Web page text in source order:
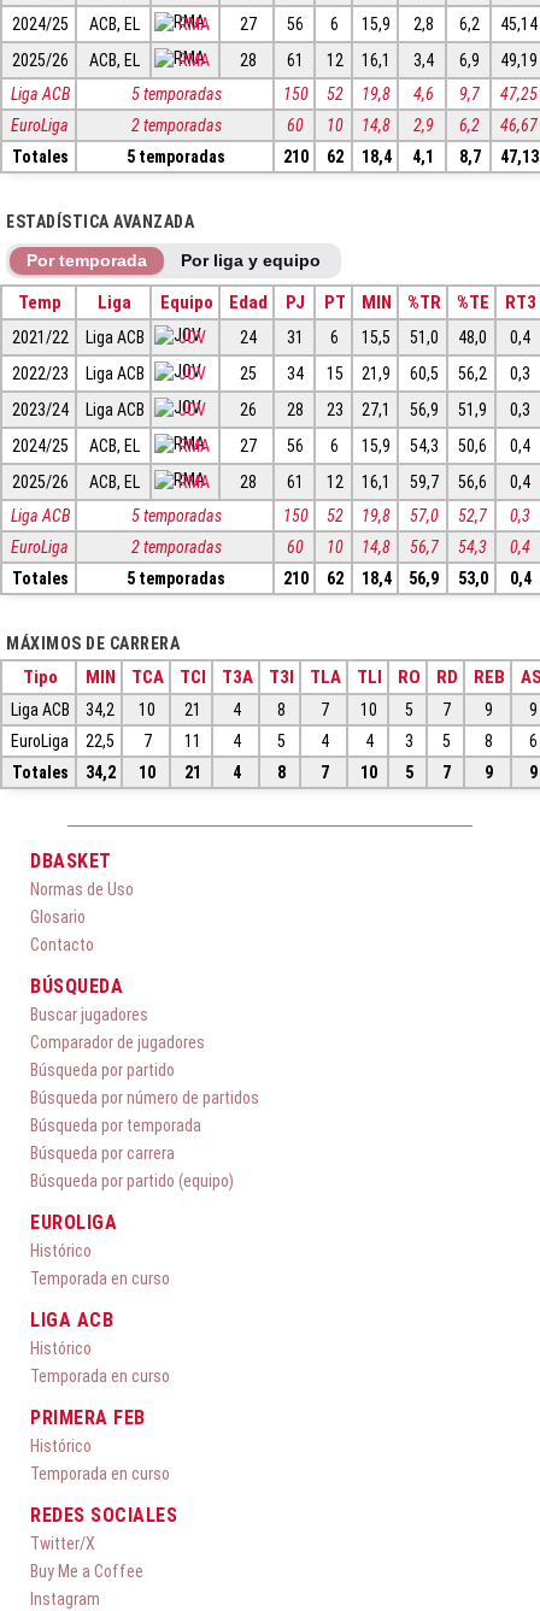
2024/25
ACB, EL RMA 27 56 6 15,9 2,8 6,2
45,14
2025/26
ACB, EL RMA 28 61 12 16,1 3,4 6,9
49,19
Liga ACB
5 temporadas 150 52 19,8 4,6 9,7
47,25
EuroLiga
2 temporadas 60 10 14,8 2,9 6,2
46,67
Totales
5 temporadas 210 62 18,4 4,1 8,7 47,13
ESTADÍSTICA AVANZADA
Por temporada Por liga y equipo
Temp Liga Equipo Edad PJ PT MIN %TR %TE RT3
2021/22 Liga ACB JOV 24 31 6 15,5 51,0 48,0
0,4
2022/23
Liga ACB JOV 25 34 15 21,9 60,5 56,2
0,3
2023/24
Liga ACB JOV 26 28 23 27,1 56,9 51,9
0,3
2024/25
ACB, EL RMA 27 56 6 15,9 54,3 50,6
0,4
2025/26
ACB, EL RMA 28 61 12 16,1 59,7 56,6
0,4
Liga ACB
5 temporadas 150 52 19,8 57,0 52,7
0,3
EuroLiga
2 temporadas 60 10 14,8 56,7 54,3
0,4
Totales
5 temporadas 210 62 18,4 56,9 53,0 0,4
MÁXIMOS DE CARRERA
Tipo MIN TCA TCI T3A T3I TLA TLI RO RD REB
Liga ACB 34,2 10 21 4 8 7 10 5 7 9
9
EuroLiga
22,5 7 11 4 5 4 4 3 5 8
6
Totales
34,2 10 21 4 8 7 10 5 7 9 9
DBASKET
Normas de Uso
Glosario
Contacto
BÚSQUEDA
Buscar jugadores
Comparador de jugadores
Búsqueda por partido
Búsqueda por número de partidos
Búsqueda por temporada
Búsqueda por carrera
Búsqueda por partido (equipo)
EUROLIGA
Histórico
Temporada en curso
LIGA ACB
Histórico
Temporada en curso
PRIMERA FEB
Histórico
Temporada en curso
REDES SOCIALES
Twitter/X
Buy Me a Coffee
Instagram